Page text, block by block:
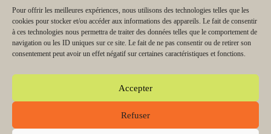
Pour offrir les meilleures expériences, nous utilisons des technologies telles que les
cookies pour stocker et/ou accéder aux informations des appareils. Le fait de consentir
à ces technologies nous permettra de traiter des données telles que le comportement de
navigation ou les ID uniques sur ce site. Le fait de ne pas consentir ou de retirer son
consentement peut avoir un effet négatif sur certaines caractéristiques et fonctions.
Accepter
Refuser
Éducateur canin dans le Doubs
Éducateur canin dans le Territoire de Belfort
Éducateur canin en Haute-Marne
Éducateur de chiot en Haute-Saône
Éducateur de chiot dans les Vosges
Lecteur
audio
Copyright © 2026 Change my dog Educateur et
comportementaliste canin Haute-Saône Vosges | Propulsé